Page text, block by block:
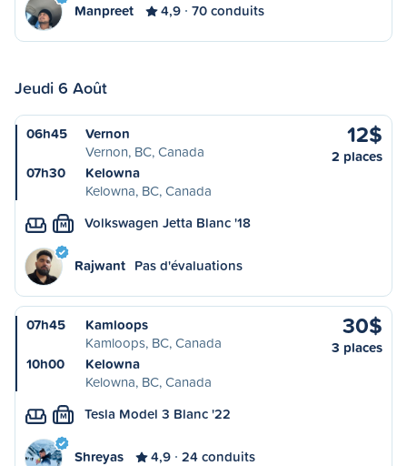
Manpreet 4,9 70 conduits
Jeudi 6 Août
06h45
Vernon
Vernon, BC, Canada
07h30
Kelowna
Kelowna, BC, Canada
12$
2 places
M Volkswagen Jetta Blanc '18
Rajwant Pas d'évaluations
07h45
Kamloops
Kamloops, BC, Canada
10h00
Kelowna
Kelowna, BC, Canada
30$
3 places
M Tesla Model 3 Blanc '22
Shreyas 4,9 24 conduits